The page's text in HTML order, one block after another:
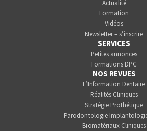
Actualité
Formation
Vidéos
Newsletter – s’inscrire
SERVICES
Petites annonces
Formations DPC
NOS REVUES
L’Information Dentaire
Réalités Cliniques
Stratégie Prothétique
Parodontologie
Biomatériaux Cliniques